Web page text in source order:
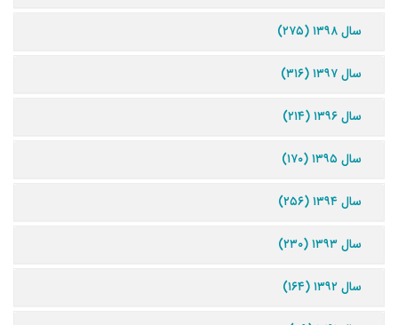
سال ۱۳۹۸ (۲۷۵)
سال ۱۳۹۷ (۳۱۶)
سال ۱۳۹۶ (۲۱۴)
سال ۱۳۹۵ (۱۷۰)
سال ۱۳۹۴ (۲۵۶)
سال ۱۳۹۳ (۲۳۰)
سال ۱۳۹۲ (۱۶۴)